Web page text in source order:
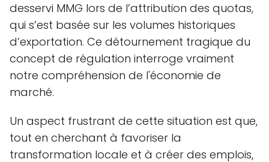
desservi MMG lors de l’attribution des quotas,
qui s’est basée sur les volumes historiques
d’exportation. Ce détournement tragique du
concept de régulation interroge vraiment
notre compréhension de l'économie de
marché.
Un aspect frustrant de cette situation est que,
tout en cherchant à favoriser la
transformation locale et à créer des emplois,